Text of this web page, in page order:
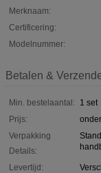
Merknaam:
Certificering:
Modelnummer:
Betalen &
Min. bestelaantal:
1 set
Prijs:
Verpakking
Details:
Levertijd: